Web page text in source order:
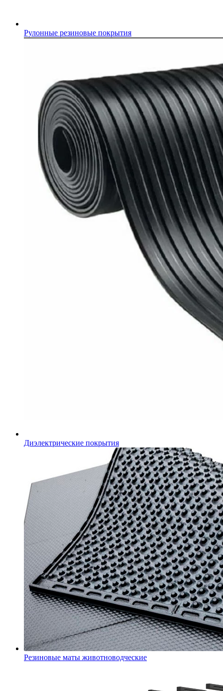
Рулонные резиновые покрытия
Диэлектрические покрытия
Резиновые маты животноводческие